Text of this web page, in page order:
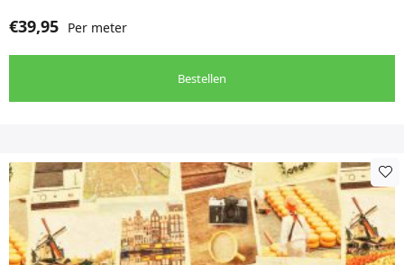
€39,95 Per meter
Bestellen